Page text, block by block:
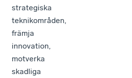
strategiska
teknikområden,
främja
innovation,
motverka
skadliga